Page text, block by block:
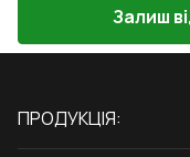
Залиш
ПРОДУКЦІЯ: